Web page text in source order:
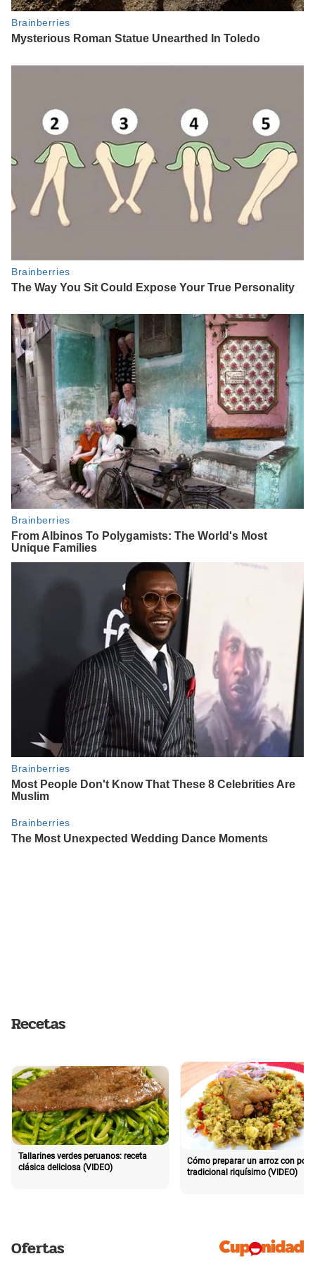
Recetas
Tallarines verdes peruanos: receta
clásica deliciosa (VIDEO)
Cómo preparar un arroz con pollo
tradicional riquísimo (VIDEO)
Ofertas